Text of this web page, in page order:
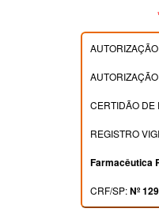
CERTIDÃO DE
REGISTRO
Farmacêutica
CRF/SP:Nº